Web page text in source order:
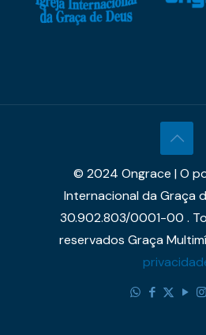
© 2024 Ongrace | O
Internacional da Graça
30.902.803/0001-00 .
reservados Graça